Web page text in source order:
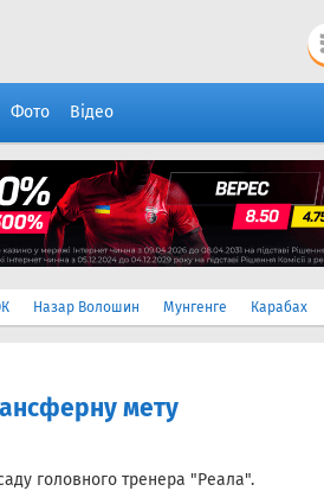
Фото Відео
Назар Волошин Мунгенге Карабах
мету
головного тренера "Реала".